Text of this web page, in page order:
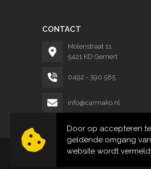
CONTACT
Molenstraat 11
5421 KD Gemert
0492 - 390 585
info@carmako.nl
Door op accepteren
geldende omgang
website wordt vermeld.